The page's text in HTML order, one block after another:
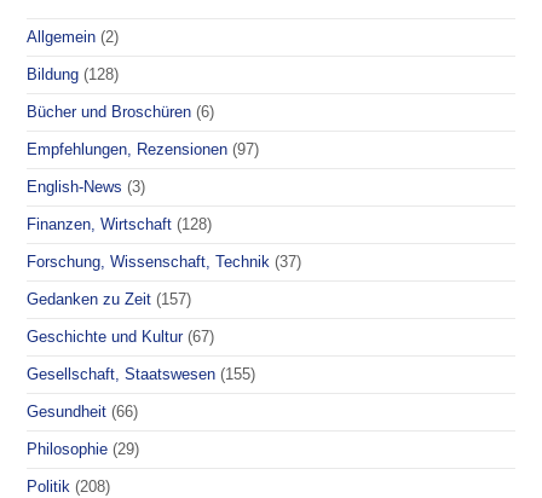
Allgemein (2)
Bildung (128)
Bücher und Broschüren (6)
Empfehlungen, Rezensionen (97)
English-News (3)
Finanzen, Wirtschaft (128)
Forschung, Wissenschaft, Technik (37)
Gedanken zu Zeit (157)
Geschichte und Kultur (67)
Gesellschaft, Staatswesen (155)
Gesundheit (66)
Philosophie (29)
Politik (208)